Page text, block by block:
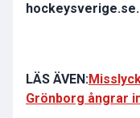
hockeysverige.se.
LÄS ÄVEN:
Grönborg ångrar